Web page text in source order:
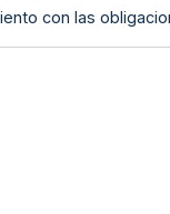
con las